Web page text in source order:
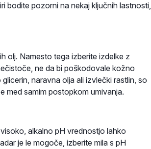
bodite pozorni na nekaj ključnih lastnosti,
olj. Namesto tega izberite izdelke z
ne da bi poškodovale kožno
naravna olja ali izvlečki rastlin, so
med samim postopkom umivanja.
alkalno pH vrednostjo lahko
je le mogoče, izberite mila s pH